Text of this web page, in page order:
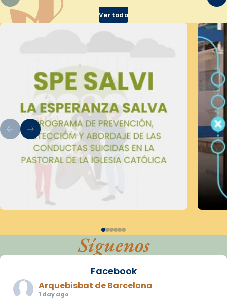
Ver todo
Síguenos
Facebook
Arquebisbat de Barcelona
1 day ago